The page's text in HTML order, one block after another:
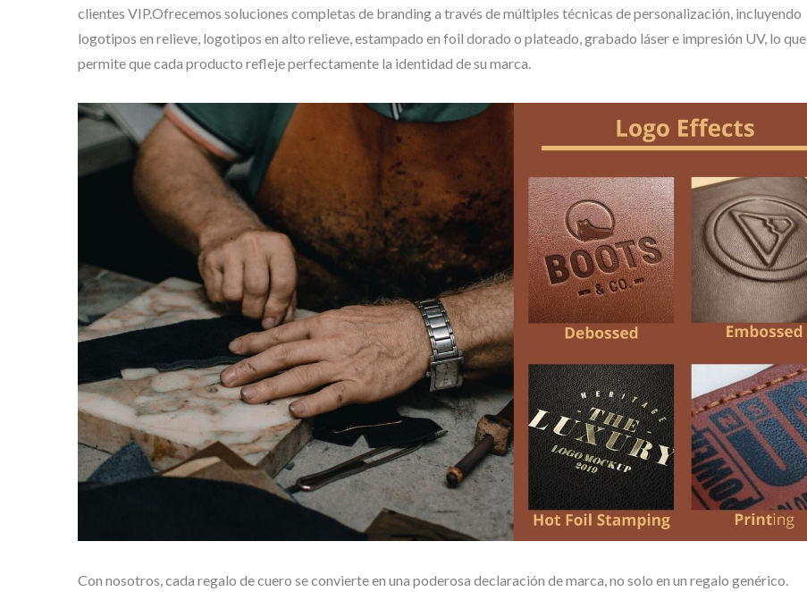
clientes VIP.Ofrecemos soluciones completas de branding a través de múltiples técnicas de personalización, incluyendo
logotipos en relieve, logotipos en alto relieve, estampado en foil dorado o plateado, grabado láser e impresión UV, lo que
permite que cada producto refleje perfectamente la identidad de su marca.
Con nosotros, cada regalo de cuero se convierte en una poderosa declaración de marca, no solo en un regalo genérico.